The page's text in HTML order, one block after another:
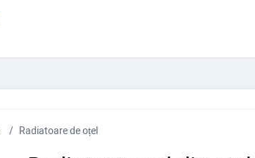
Radiatoare de oțel